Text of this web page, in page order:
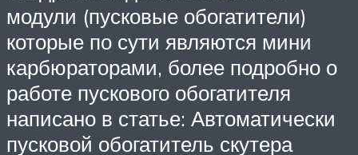
модули (пусковые обогатители)
которые по сути являются мини
карбюраторами, более подробно о
работе пускового обогатителя
написано в статье: Автоматически
пусковой обогатитель скутера